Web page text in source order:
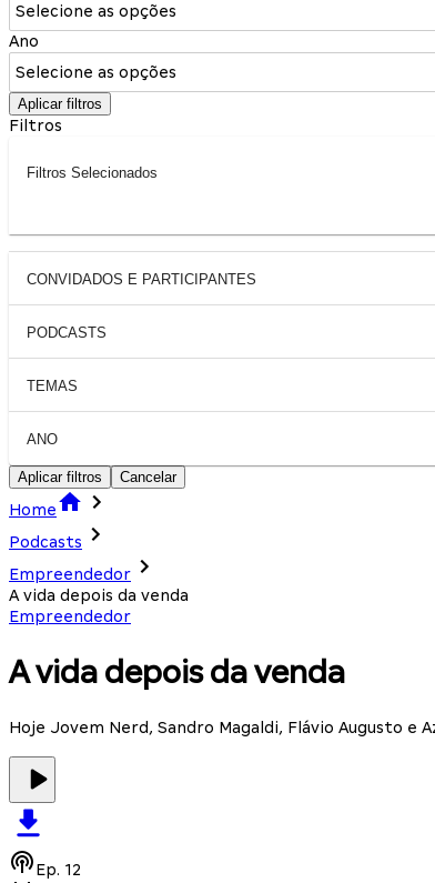
Selecione as opções
Ano
Selecione as opções
Aplicar filtros
Filtros
Filtros Selecionados
CONVIDADOS E PARTICIPANTES
PODCASTS
TEMAS
ANO
Aplicar filtros Cancelar
Home
Podcasts
Empreendedor
A vida depois da venda
Empreendedor
A vida depois da venda
Hoje Jovem Nerd, Sandro Magaldi, Flávio Augusto e
Ep. 12